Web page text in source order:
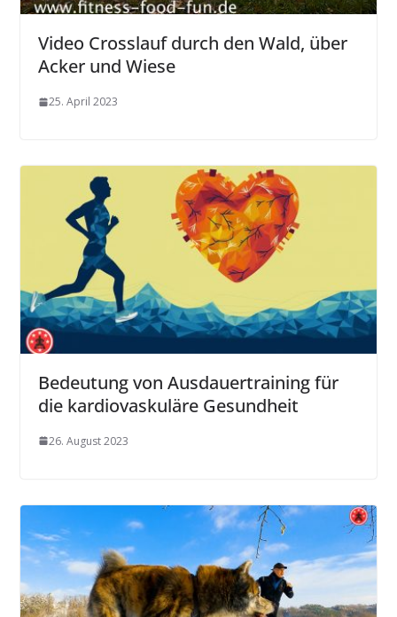
Video Crosslauf durch den Wald, über
Acker und Wiese
25. April 2023
Bedeutung von Ausdauertraining für
die kardiovaskuläre Gesundheit
26. August 2023